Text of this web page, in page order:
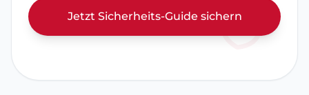
Jetzt Sicherheits-Guide sichern